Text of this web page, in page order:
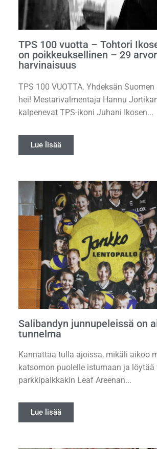
TPS 100 vuotta – Tohtori
on poikkeuksellinen – 29
harvinaisuus
TPS 100 VUOTTA. Yhdeksän
hei! Mestarivalmentaja Hannu
kalpenevat TPS-ikoni Juhani Ikosen...
Lue lisää
Salibandyn junnupeleissä on
tunnelma
Kannattaa tulla ajoissa, mikäli aikoo
katsomon puolelle istumaan ja löytää
parkkipaikkakin Leaf Areenan...
Lue lisää